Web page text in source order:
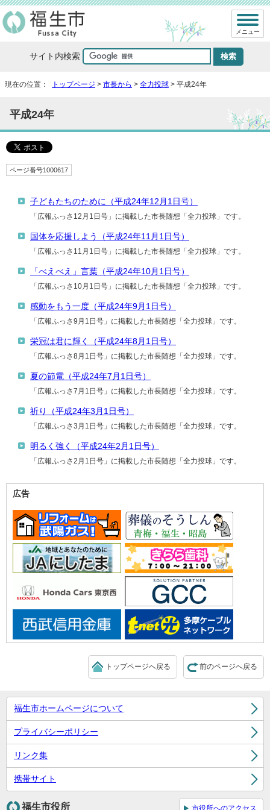
サイト内検索
メニュー
現在の位置： トップページ > 市長から > 全力投球 > 平成24年
平成24年
ページ番号1000617
子どもたちのために（平成24年12月1日号）
「広報ふっさ12月1日号」に掲載した市長随想「全力投球」です。
国体を応援しよう（平成24年11月1日号）
「広報ふっさ11月1日号」に掲載した市長随想「全力投球」です。
「べえべえ」言葉（平成24年10月1日号）
「広報ふっさ10月1日号」に掲載した市長随想「全力投球」です。
感動をもう一度（平成24年9月1日号）
「広報ふっさ9月1日号」に掲載した市長随想「全力投球」です。
栄冠は君に輝く（平成24年8月1日号）
「広報ふっさ8月1日号」に掲載した市長随想「全力投球」です。
夏の節電（平成24年7月1日号）
「広報ふっさ7月1日号」に掲載した市長随想「全力投球」です。
祈り（平成24年3月1日号）
「広報ふっさ3月1日号」に掲載した市長随想「全力投球」です。
明るく強く（平成24年2月1日号）
「広報ふっさ2月1日号」に掲載した市長随想「全力投球」です。
広告
前のページへ戻る
トップページへ戻る
福生市ホームページについて
プライバシーポリシー
リンク集
携帯サイト
福生市役所 市役所へのアクセス